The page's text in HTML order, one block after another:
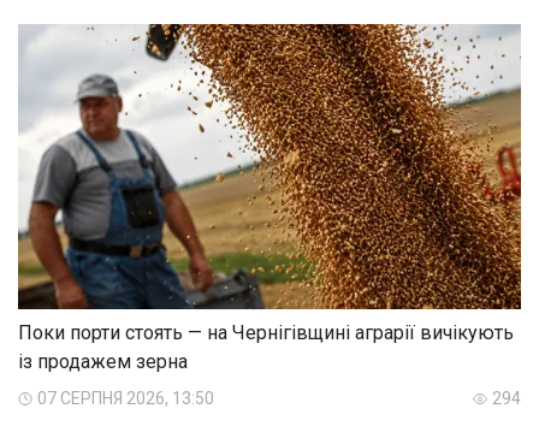
Поки порти стоять — на Чернігівщині аграрії вичікують
із продажем зерна
07 СЕРПНЯ 2026, 13:50 294